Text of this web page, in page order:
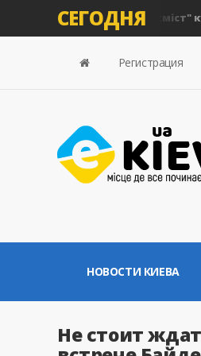
СЕГОДНЯ
дизель: "Київавтошляхміст"
Регистрация
НОВОСТИ КИЕВА
Не стоит